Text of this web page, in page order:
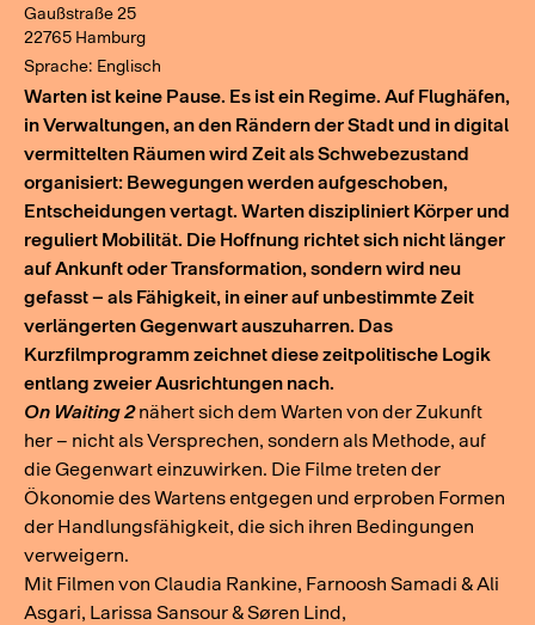
Gaußstraße 25
22765 Hamburg
Sprache: Englisch
Warten ist keine Pause. Es ist ein Regime. Auf Flughäfen,
in Verwaltungen, an den Rändern der Stadt und in digital
vermittelten Räumen wird Zeit als Schwebezustand
organisiert: Bewegungen werden aufgeschoben,
Entscheidungen vertagt. Warten diszipliniert Körper und
reguliert Mobilität. Die Hoffnung richtet sich nicht länger
auf Ankunft oder Transformation, sondern wird neu
gefasst – als Fähigkeit, in einer auf unbestimmte Zeit
verlängerten Gegenwart auszuharren. Das
Kurzfilmprogramm zeichnet diese zeitpolitische Logik
entlang zweier Ausrichtungen nach.
On Waiting 2nähert sich dem Warten von der Zukunft
her – nicht als Versprechen, sondern als Methode, auf
die Gegenwart einzuwirken. Die Filme treten der
Ökonomie des Wartens entgegen und erproben Formen
der Handlungsfähigkeit, die sich ihren Bedingungen
verweigern.
Mit Filmen von Claudia Rankine, Farnoosh Samadi & Ali
Asgari, Larissa Sansour & Søren Lind,